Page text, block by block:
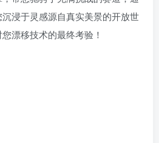
浸于灵感源自真实美景的开放世
漂移技术的最终考验！